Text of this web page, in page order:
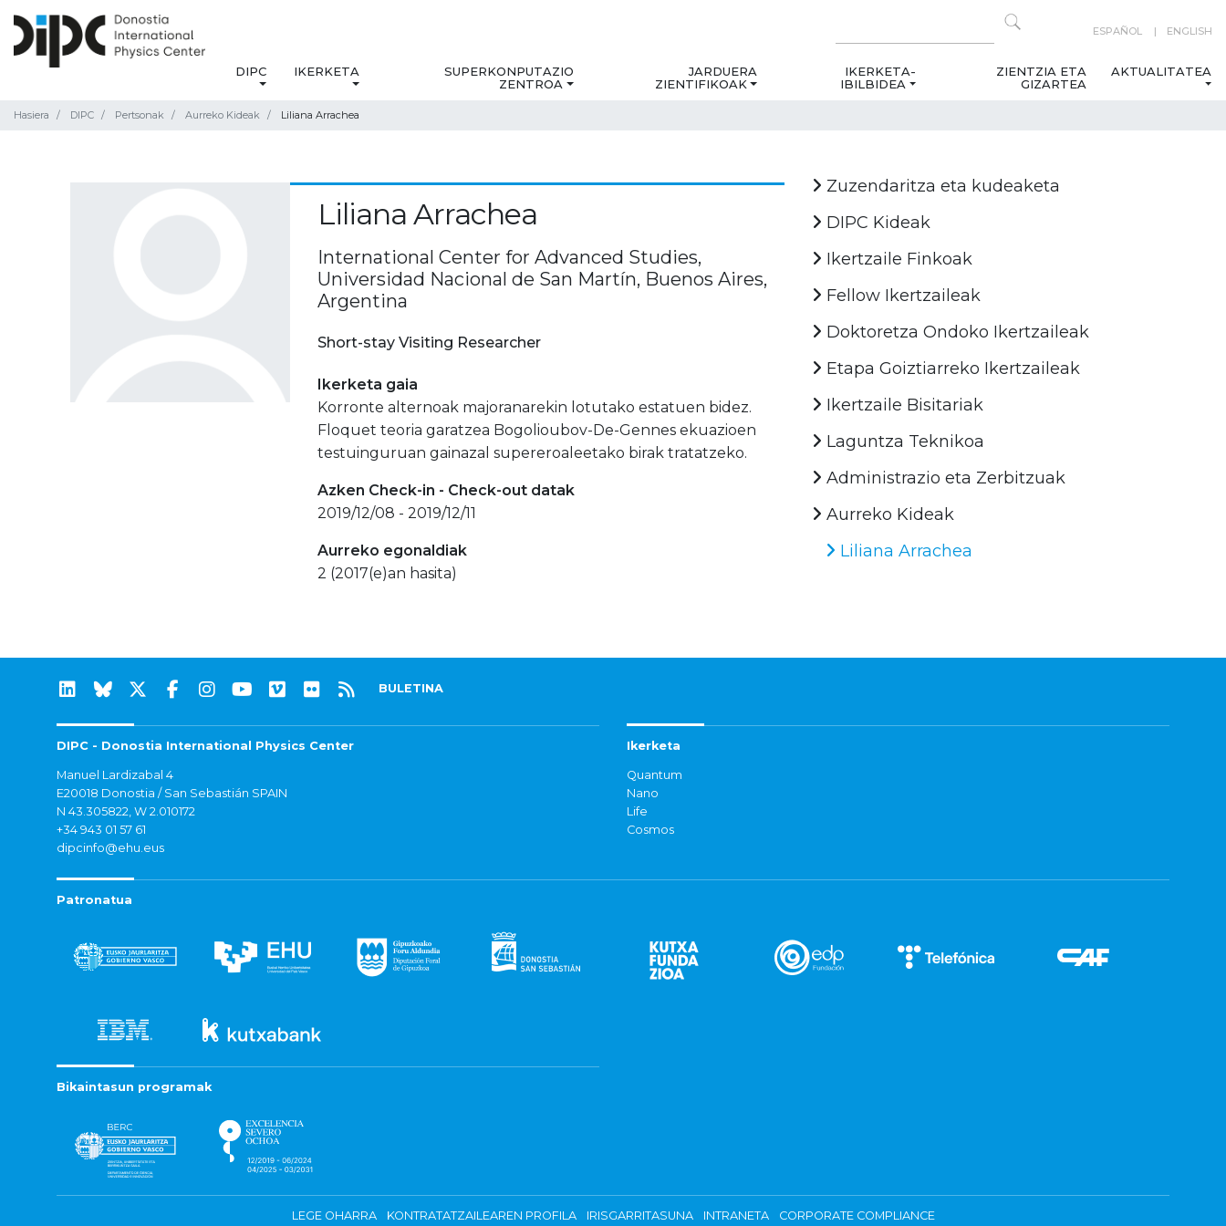
ESPAÑOL ENGLISH
DIPC IKERKETA
SUPERKONPUTAZIO
ZENTROA
JARDUERA
ZIENTIFIKOAK
IKERKETA-
IBILBIDEA
ZIENTZIA ETA
GIZARTEA
AKTUALITATEA
Hasiera DIPC Pertsonak Aurreko Kideak Liliana Arrachea
Liliana Arrachea
International Center for Advanced Studies,
Universidad Nacional de San Martín, Buenos Aires,
Argentina
Short-stay Visiting Researcher
Ikerketa gaia
Korronte alternoak majoranarekin lotutako estatuen bidez.
Floquet teoria garatzea Bogolioubov-De-Gennes ekuazioen
testuinguruan gainazal supereroaleetako birak tratatzeko.
Azken Check-in - Check-out datak
2019/12/08 - 2019/12/11
Aurreko egonaldiak
2 (2017(e)an hasita)
Zuzendaritza eta kudeaketa
DIPC Kideak
Ikertzaile Finkoak
Fellow Ikertzaileak
Doktoretza Ondoko Ikertzaileak
Etapa Goiztiarreko Ikertzaileak
Ikertzaile Bisitariak
Laguntza Teknikoa
Administrazio eta Zerbitzuak
Aurreko Kideak
Liliana Arrachea
BULETINA
DIPC - Donostia International Physics Center
Manuel Lardizabal 4
E20018 Donostia / San Sebastián SPAIN
N 43.305822, W 2.010172
+34 943 01 57 61
dipcinfo@ehu.eus
Ikerketa
Quantum
Nano
Life
Cosmos
Patronatua
Bikaintasun programak
LEGE OHARRA KONTRATATZAILEAREN PROFILA IRISGARRITASUNA INTRANETA CORPORATE COMPLIANCE